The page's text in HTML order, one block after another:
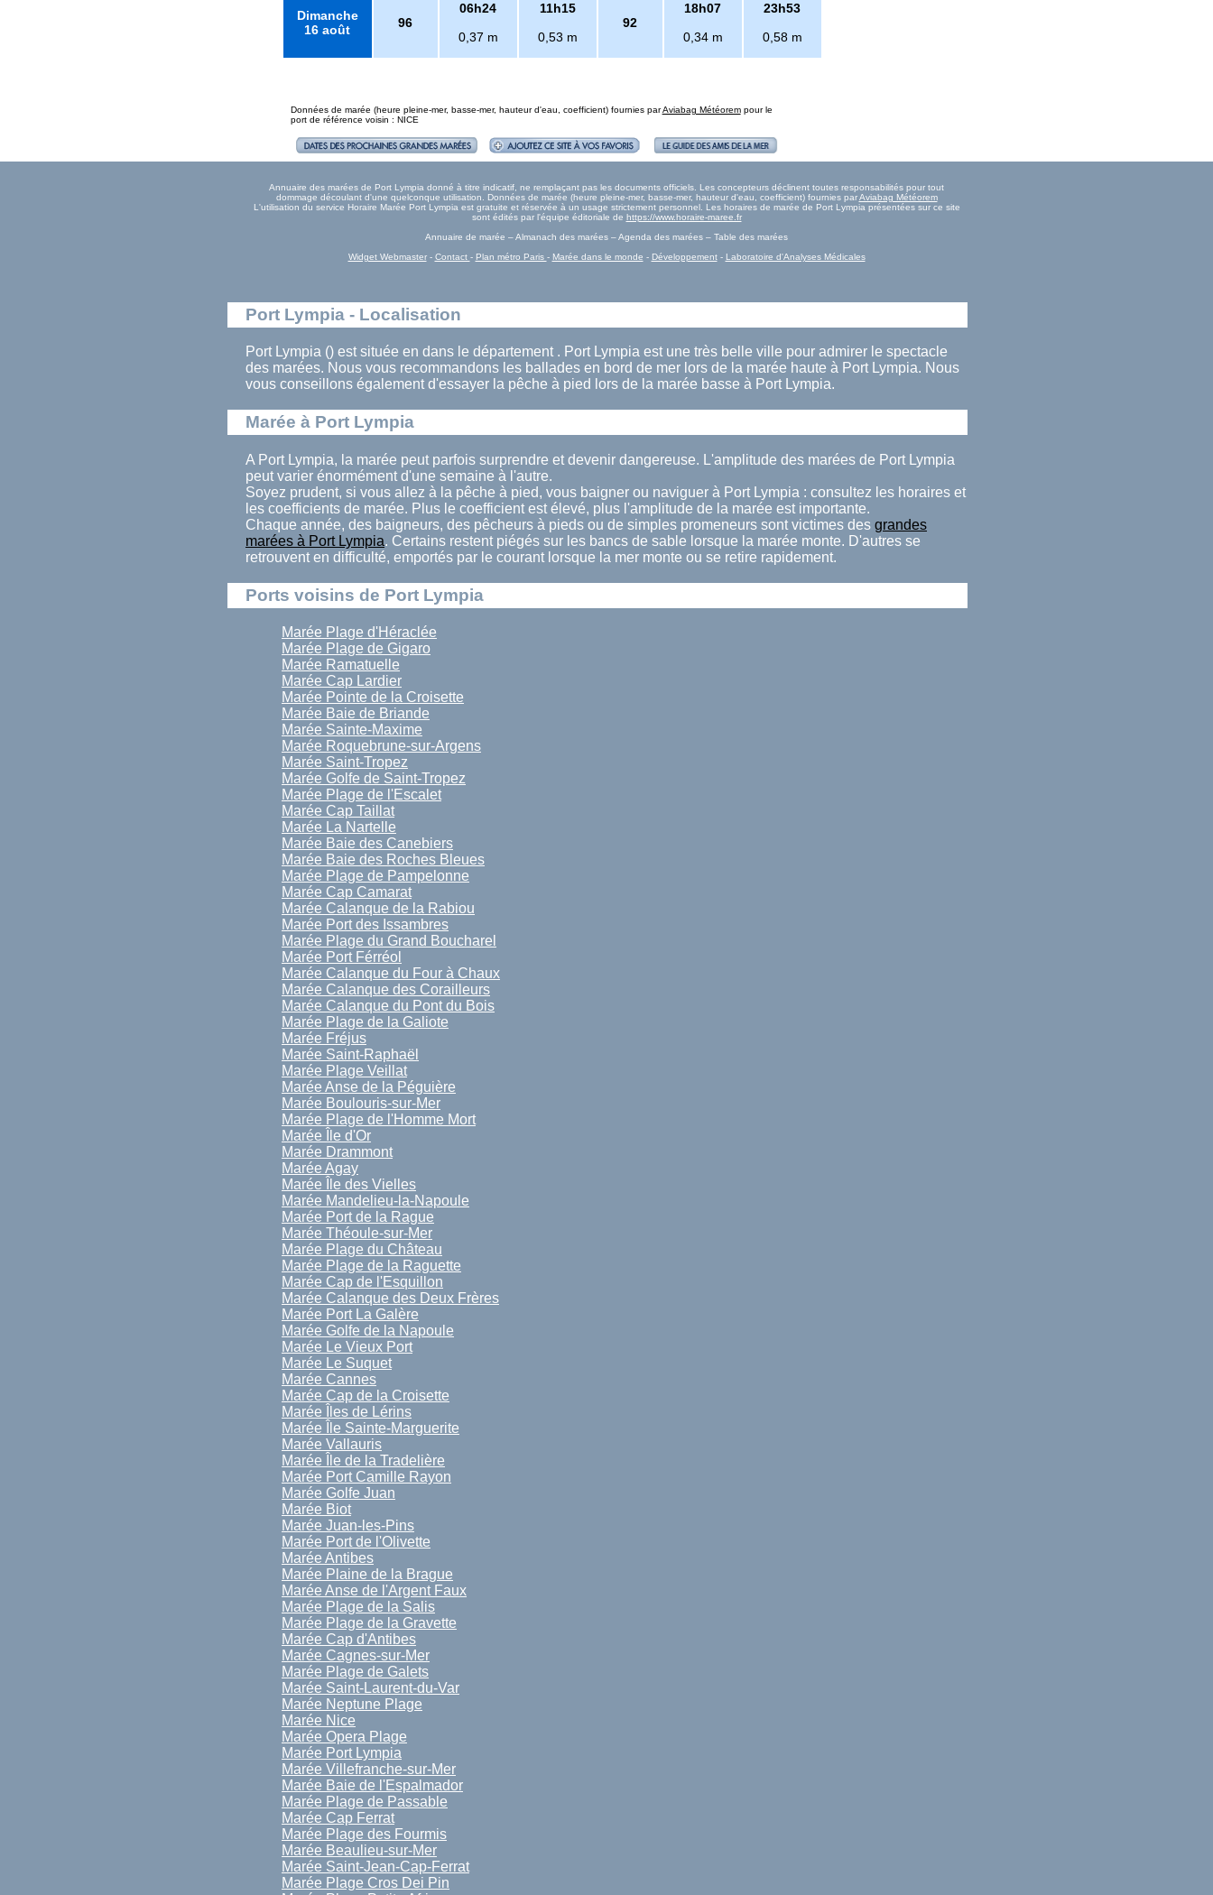
Dimanche
16 août
96
06h24
0,37 m
11h15
0,53 m
92
18h07
0,34 m
23h53
0,58 m
Données de marée (heure pleine-mer, basse-mer, hauteur d'eau, coefficient) fournies parAviabag Météorempour le
port de référence voisin : NICE
Annuaire des marées de Port Lympia donné à titre indicatif, ne remplaçant pas les documents officiels. Les concepteurs déclinent toutes responsabilités pour tout
dommage découlant d'une quelconque utilisation. Données de marée (heure pleine-mer, basse-mer, hauteur d'eau, coefficient) fournies parAviabag Météorem
L'utilisation du service Horaire Marée Port Lympia est gratuite et réservée à un usage strictement personnel. Les horaires de marée de Port Lympia présentées sur ce site
sont édités par l'équipe éditoriale de https://www.horaire-maree.fr
Annuaire de marée – Almanach des marées – Agenda des marées – Table des marées
Widget Webmaster- Contact - Plan métro Paris - Marée dans le monde - Développement- Laboratoire d'Analyses Médicales
Port Lympia - Localisation
Port Lympia () est située en dans le département . Port Lympia est une très belle ville pour admirer le spectacle
des marées. Nous vous recommandons les ballades en bord de mer lors de la marée haute à Port Lympia. Nous
vous conseillons également d'essayer la pêche à pied lors de la marée basse à Port Lympia.
Marée à Port Lympia
A Port Lympia, la marée peut parfois surprendre et devenir dangereuse. L'amplitude des marées de Port Lympia
peut varier énormément d'une semaine à l'autre.
Soyez prudent, si vous allez à la pêche à pied, vous baigner ou naviguer à Port Lympia : consultez les horaires et
les coefficients de marée. Plus le coefficient est élevé, plus l'amplitude de la marée est importante.
Chaque année, des baigneurs, des pêcheurs à pieds ou de simples promeneurs sont victimes des grandes
marées à Port Lympia. Certains restent piégés sur les bancs de sable lorsque la marée monte. D'autres se
retrouvent en difficulté, emportés par le courant lorsque la mer monte ou se retire rapidement.
Ports voisins de Port Lympia
Marée Plage d'Héraclée
Marée Plage de Gigaro
Marée Ramatuelle
Marée Cap Lardier
Marée Pointe de la Croisette
Marée Baie de Briande
Marée Sainte-Maxime
Marée Roquebrune-sur-Argens
Marée Saint-Tropez
Marée Golfe de Saint-Tropez
Marée Plage de l'Escalet
Marée Cap Taillat
Marée La Nartelle
Marée Baie des Canebiers
Marée Baie des Roches Bleues
Marée Plage de Pampelonne
Marée Cap Camarat
Marée Calanque de la Rabiou
Marée Port des Issambres
Marée Plage du Grand Boucharel
Marée Port Férréol
Marée Calanque du Four à Chaux
Marée Calanque des Corailleurs
Marée Calanque du Pont du Bois
Marée Plage de la Galiote
Marée Fréjus
Marée Saint-Raphaël
Marée Plage Veillat
Marée Anse de la Péguière
Marée Boulouris-sur-Mer
Marée Plage de l'Homme Mort
Marée Île d'Or
Marée Drammont
Marée Agay
Marée Île des Vielles
Marée Mandelieu-la-Napoule
Marée Port de la Rague
Marée Théoule-sur-Mer
Marée Plage du Château
Marée Plage de la Raguette
Marée Cap de l'Esquillon
Marée Calanque des Deux Frères
Marée Port La Galère
Marée Golfe de la Napoule
Marée Le Vieux Port
Marée Le Suquet
Marée Cannes
Marée Cap de la Croisette
Marée Îles de Lérins
Marée Île Sainte-Marguerite
Marée Vallauris
Marée Île de la Tradelière
Marée Port Camille Rayon
Marée Golfe Juan
Marée Biot
Marée Juan-les-Pins
Marée Port de l'Olivette
Marée Antibes
Marée Plaine de la Brague
Marée Anse de l'Argent Faux
Marée Plage de la Salis
Marée Plage de la Gravette
Marée Cap d'Antibes
Marée Cagnes-sur-Mer
Marée Plage de Galets
Marée Saint-Laurent-du-Var
Marée Neptune Plage
Marée Nice
Marée Opera Plage
Marée Port Lympia
Marée Villefranche-sur-Mer
Marée Baie de l'Espalmador
Marée Plage de Passable
Marée Cap Ferrat
Marée Plage des Fourmis
Marée Beaulieu-sur-Mer
Marée Saint-Jean-Cap-Ferrat
Marée Plage Cros Dei Pin